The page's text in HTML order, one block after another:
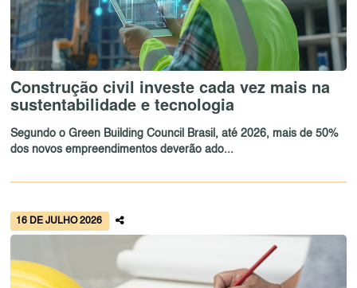
Construção civil investe cada vez mais na
sustentabilidade e tecnologia
Segundo o Green Building Council Brasil, até 2026, mais de 50%
dos novos empreendimentos deverão ado...
16 DE JULHO 2026